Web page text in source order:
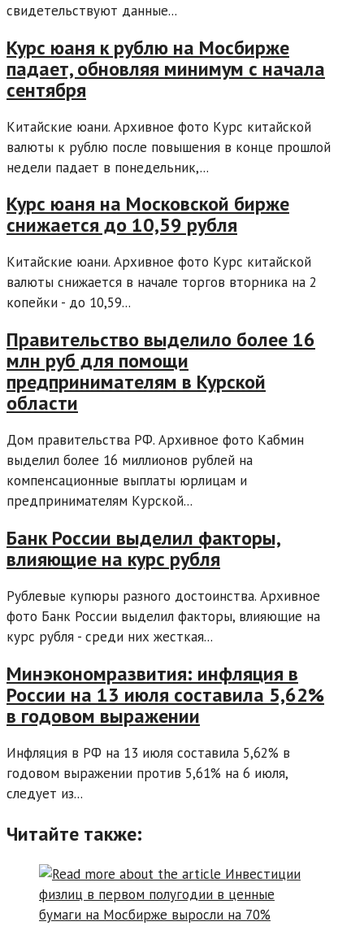
свидетельствуют данные...
Курс юаня к рублю на Мосбирже
падает, обновляя минимум с начала
сентября
Китайские юани. Архивное фото Курс китайской
валюты к рублю после повышения в конце прошлой
недели падает в понедельник,...
Курс юаня на Московской бирже
снижается до 10,59 рубля
Китайские юани. Архивное фото Курс китайской
валюты снижается в начале торгов вторника на 2
копейки - до 10,59...
Правительство выделило более 16
млн руб для помощи
предпринимателям в Курской
области
Дом правительства РФ. Архивное фото Кабмин
выделил более 16 миллионов рублей на
компенсационные выплаты юрлицам и
предпринимателям Курской...
Банк России выделил факторы,
влияющие на курс рубля
Рублевые купюры разного достоинства. Архивное
фото Банк России выделил факторы, влияющие на
курс рубля - среди них жесткая...
Минэкономразвития: инфляция в
России на 13 июля составила 5,62%
в годовом выражении
Инфляция в РФ на 13 июля составила 5,62% в
годовом выражении против 5,61% на 6 июля,
следует из...
Читайте также: